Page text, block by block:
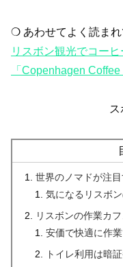
❍ あわせてよく読ま
リスボン観光でコー
「Copenhagen Coffee
世界のノマドが注
気になるリスボ
リスボンの作業カ
安価で快適に作
トイレ利用は暗